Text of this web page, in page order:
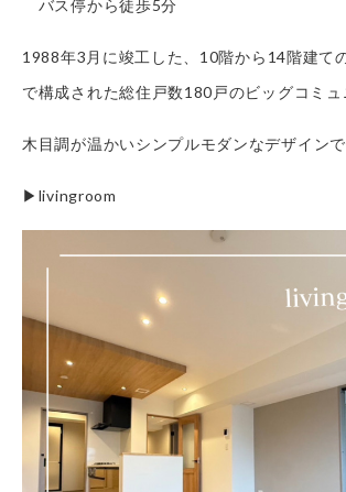
バス停から徒歩5分
1988年3月に竣工した、10階から14階建て
で構成された総住戸数180戸のビッグコミュ
木目調が温かいシンプルモダンなデザインで
▶︎livingroom